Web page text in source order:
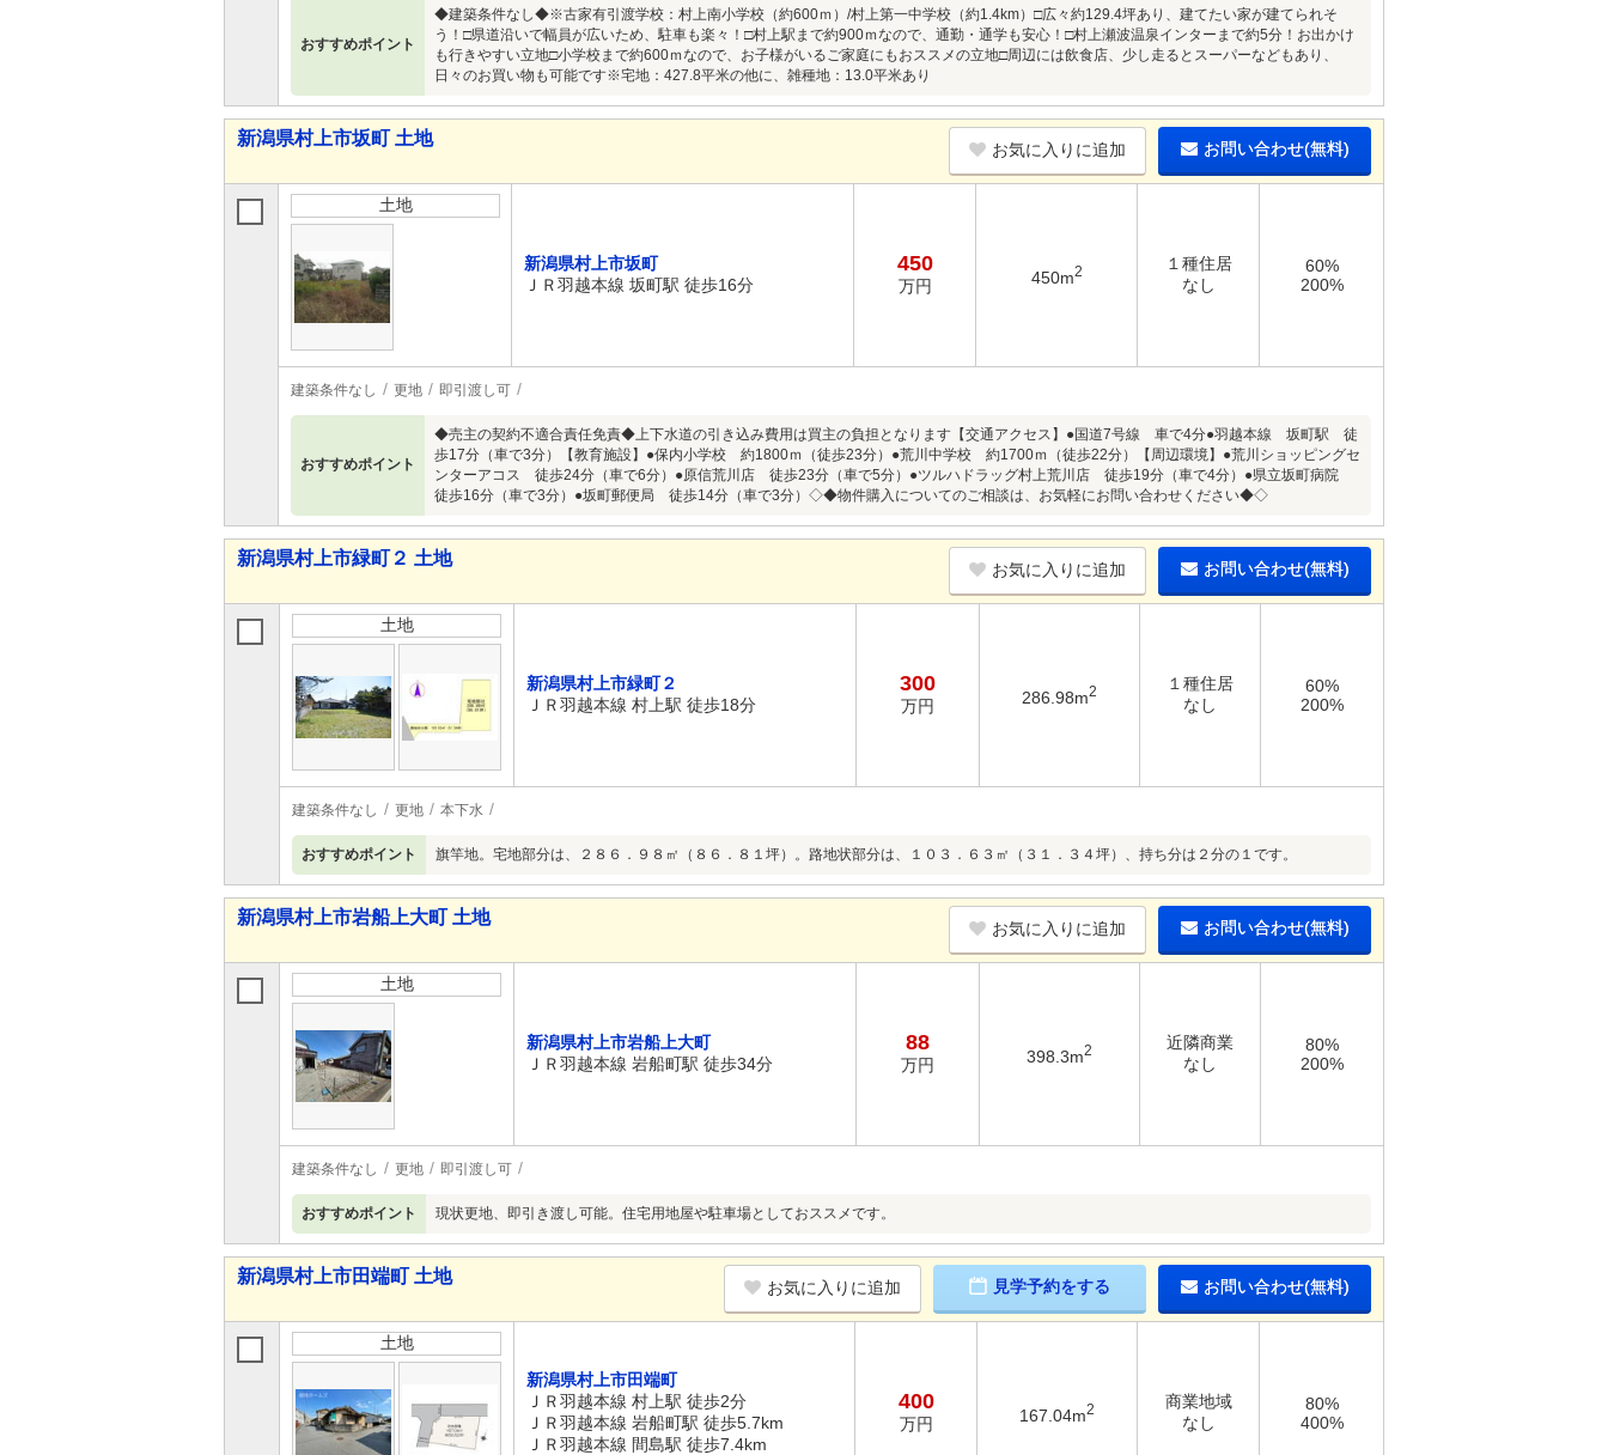
おすすめポイント
◆建築条件なし◆※古家有引渡学校：村上南小学校（約600ｍ）/村上第一中学校（約1.4km）□広々約129.4坪あり、建てたい家が建てられそ
う！□県道沿いで幅員が広いため、駐車も楽々！□村上駅まで約900ｍなので、通勤・通学も安心！□村上瀬波温泉インターまで約5分！お出かけ
も行きやすい立地□小学校まで約600ｍなので、お子様がいるご家庭にもおススメの立地□周辺には飲食店、少し走るとスーパーなどもあり、
日々のお買い物も可能です※宅地：427.8平米の他に、雑種地：13.0平米あり
新潟県村上市坂町 土地
お気に入りに追加 お問い合わせ(無料)
土地
新潟県村上市坂町
ＪＲ羽越本線 坂町駅 徒歩16分
450
万円 450m2
１種住居
なし
60%
200%
建築条件なし 更地 即引渡し可
おすすめポイント
◆売主の契約不適合責任免責◆上下水道の引き込み費用は買主の負担となります【交通アクセス】●国道7号線 車で4分●羽越本線 坂町駅 徒
歩17分（車で3分）【教育施設】●保内小学校 約1800ｍ（徒歩23分）●荒川中学校 約1700ｍ（徒歩22分）【周辺環境】●荒川ショッピングセ
ンターアコス 徒歩24分（車で6分）●原信荒川店 徒歩23分（車で5分）●ツルハドラッグ村上荒川店 徒歩19分（車で4分）●県立坂町病院
徒歩16分（車で3分）●坂町郵便局 徒歩14分（車で3分）◇◆物件購入についてのご相談は、お気軽にお問い合わせください◆◇
新潟県村上市緑町２ 土地
お気に入りに追加 お問い合わせ(無料)
土地
新潟県村上市緑町２
ＪＲ羽越本線 村上駅 徒歩18分
300
万円 286.98m2
１種住居
なし
60%
200%
建築条件なし 更地 本下水
おすすめポイント 旗竿地。宅地部分は、２８６．９８㎡（８６．８１坪）。路地状部分は、１０３．６３㎡（３１．３４坪）、持ち分は２分の１です。
新潟県村上市岩船上大町 土地
お気に入りに追加 お問い合わせ(無料)
土地
新潟県村上市岩船上大町
ＪＲ羽越本線 岩船町駅 徒歩34分
88
万円 398.3m2
近隣商業
なし
80%
200%
建築条件なし 更地 即引渡し可
おすすめポイント 現状更地、即引き渡し可能。住宅用地屋や駐車場としておススメです。
新潟県村上市田端町 土地
お気に入りに追加 見学予約をする お問い合わせ(無料)
土地
新潟県村上市田端町
ＪＲ羽越本線 村上駅 徒歩2分
ＪＲ羽越本線 岩船町駅 徒歩5.7km
ＪＲ羽越本線 間島駅 徒歩7.4km
400
万円 167.04m2
商業地域
なし
80%
400%